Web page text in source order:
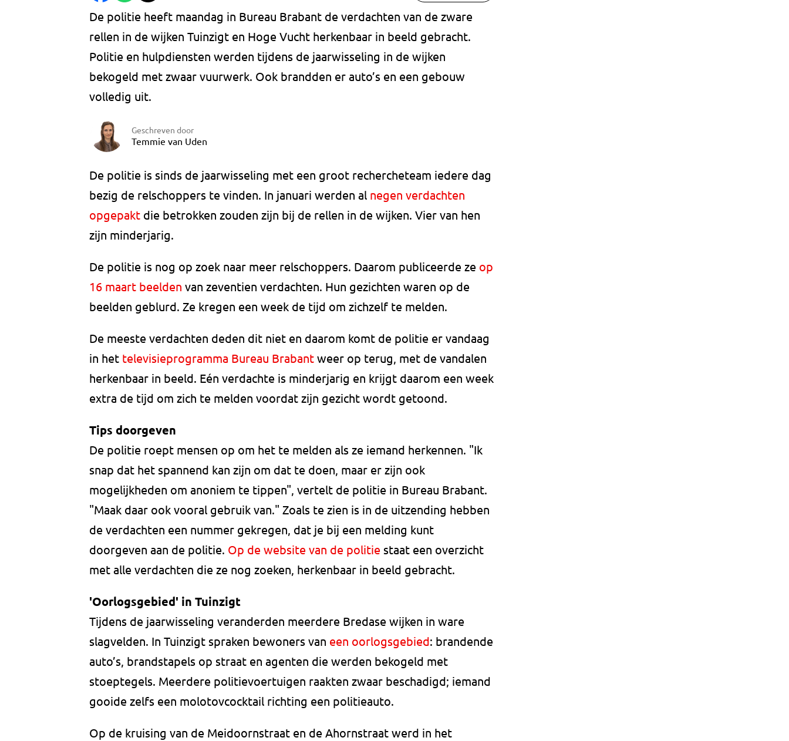
De politie heeft maandag in Bureau Brabant de verdachten van de zware
rellen in de wijken Tuinzigt en Hoge Vucht herkenbaar in beeld gebracht.
Politie en hulpdiensten werden tijdens de jaarwisseling in de wijken
bekogeld met zwaar vuurwerk. Ook brandden er auto’s en een gebouw
volledig uit.
Geschreven door
Temmie van Uden
De politie is sinds de jaarwisseling met een groot rechercheteam iedere dag
bezig de relschoppers te vinden. In januari werden al negen verdachten
opgepakt die betrokken zouden zijn bij de rellen in de wijken. Vier van hen
zijn minderjarig.
De politie is nog op zoek naar meer relschoppers. Daarom publiceerde ze op
16 maart beelden van zeventien verdachten. Hun gezichten waren op de
beelden geblurd. Ze kregen een week de tijd om zichzelf te melden.
De meeste verdachten deden dit niet en daarom komt de politie er vandaag
in het televisieprogramma Bureau Brabant weer op terug, met de vandalen
herkenbaar in beeld. Eén verdachte is minderjarig en krijgt daarom een week
extra de tijd om zich te melden voordat zijn gezicht wordt getoond.
Tips doorgeven
De politie roept mensen op om het te melden als ze iemand herkennen. "Ik
snap dat het spannend kan zijn om dat te doen, maar er zijn ook
mogelijkheden om anoniem te tippen", vertelt de politie in Bureau Brabant.
"Maak daar ook vooral gebruik van." Zoals te zien is in de uitzending hebben
de verdachten een nummer gekregen, dat je bij een melding kunt
doorgeven aan de politie. Op de website van de politie staat een overzicht
met alle verdachten die ze nog zoeken, herkenbaar in beeld gebracht.
'Oorlogsgebied' in Tuinzigt
Tijdens de jaarwisseling veranderden meerdere Bredase wijken in ware
slagvelden. In Tuinzigt spraken bewoners van een oorlogsgebied: brandende
auto’s, brandstapels op straat en agenten die werden bekogeld met
stoeptegels. Meerdere politievoertuigen raakten zwaar beschadigd; iemand
gooide zelfs een molotovcocktail richting een politieauto.
Op de kruising van de Meidoornstraat en de Ahornstraat werd in het